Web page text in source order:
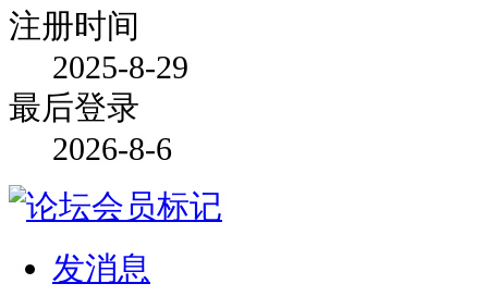
注册时间
2025-8-29
最后登录
2026-8-6
发消息